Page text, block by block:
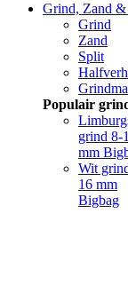
Grind, Zand
Grind
Zand
Split
Populair
grind 8-
mm
Wit
16 mm
Bigbag